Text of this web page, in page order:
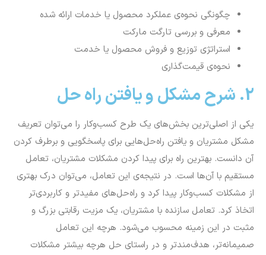
چگونگی نحوه‌ی عملکرد محصول یا خدمات ارائه شده
معرفی و بررسی تارگت مارکت
استراتژی توزیع و فروش محصول یا خدمت
نحوه‌ی قیمت‌گذاری
2. شرح مشکل و یافتن راه حل
یکی از اصلی‌ترین بخش‌های یک طرح کسب‌وکار را می‌توان تعریف
مشکل مشتریان و یافتن راه‌حل‌هایی برای پاسخگویی و برطرف کردن
آن دانست. بهترین راه برای پیدا کردن مشکلات مشتریان، تعامل
مستقیم با آن‌ها است. در نتیجه‌ی این تعامل، می‌توان درک بهتری
از مشکلات کسب‌وکار پیدا کرد و راه‌حل‌های مفیدتر و کاربردی‌تر
اتخاذ کرد. تعامل سازنده با مشتریان، یک مزیت رقابتی بزرگ و
مثبت در این زمینه محسوب‌ می‌شود. هرچه این تعامل
صمیمانه‌تر، هدف‌مند‌تر و در راستای حل هرچه بیشتر مشکلات